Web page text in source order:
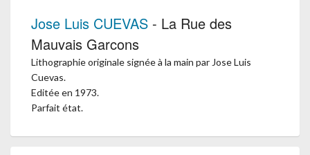
Jose Luis CUEVAS - La Rue des
Mauvais Garcons
Lithographie originale signée à la main par Jose Luis
Cuevas.
Editée en 1973.
Parfait état.